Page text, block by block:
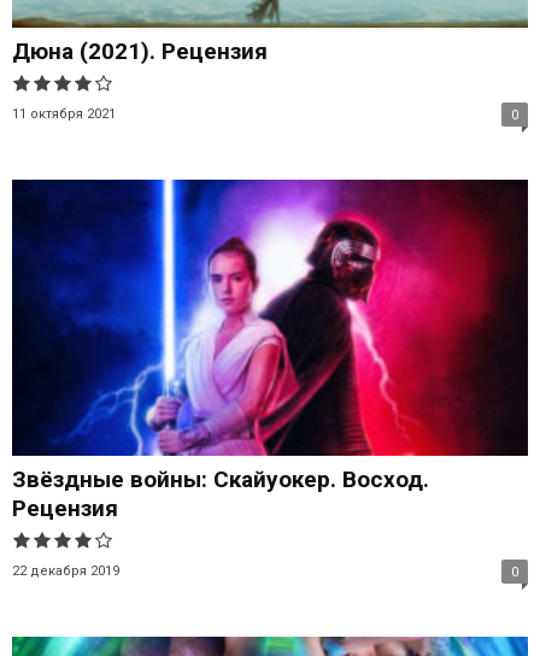
Дюна (2021). Рецензия
11 октября 2021 0
Звёздные войны: Скайуокер. Восход.
Рецензия
22 декабря 2019 0